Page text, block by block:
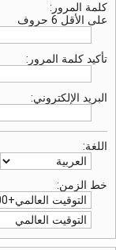
كلمة المرور:
على الأقل 6 حروف
تأكيد كلمة المرور:
البريد الإلكتروني:
اللغة:
خط الزمن: